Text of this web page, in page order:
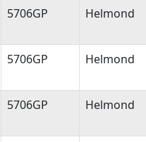
Postcode Woonplaats
5706GP Helmond
5706GP Helmond
5706GP Helmond